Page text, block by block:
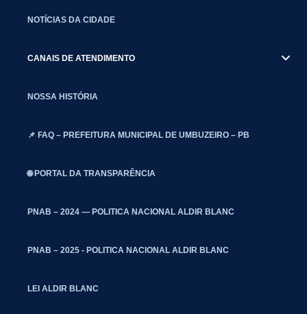
NOTÍCIAS DA CIDADE
CANAIS DE ATENDIMENTO
NOSSA HISTÓRIA
📌 FAQ – PREFEITURA MUNICIPAL DE UMBUZEIRO – PB
🌐 PORTAL DA TRANSPARÊNCIA
PNAB – 2024 — POLITICA NACIONAL ALDIR BLANC
PNAB – 2025 - POLITICA NACIONAL ALDIR BLANC
LEI ALDIR BLANC